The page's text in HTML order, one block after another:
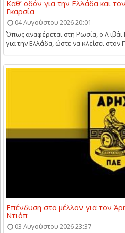
Καθ’ οδόν για την Ελλάδα και
Γκαρσία
04 Αυγούστου 2026 20:01
Όπως αναφέρεται στη Ρωσία, ο Λ ιβάι
για την Ελλάδα, ώστε να κλείσει
Επένδυση στο μέλλον για τον
Ντιόπ
03 Αυγούστου 2026 23:37